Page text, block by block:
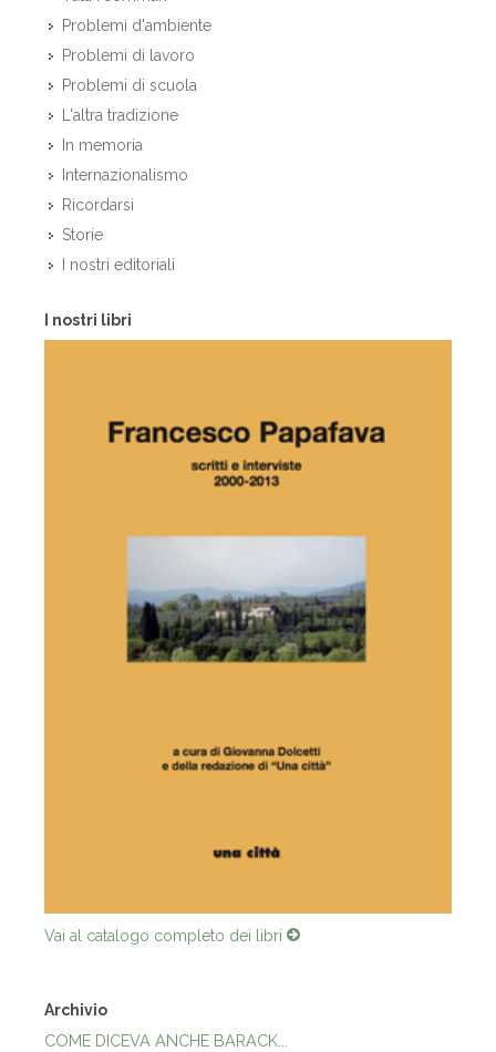
Problemi d'ambiente
Problemi di lavoro
Problemi di scuola
L'altra tradizione
In memoria
Internazionalismo
Ricordarsi
Storie
I nostri editoriali
I nostri libri
Vai al catalogo completo dei libri
Archivio
COME DICEVA ANCHE BARACK...